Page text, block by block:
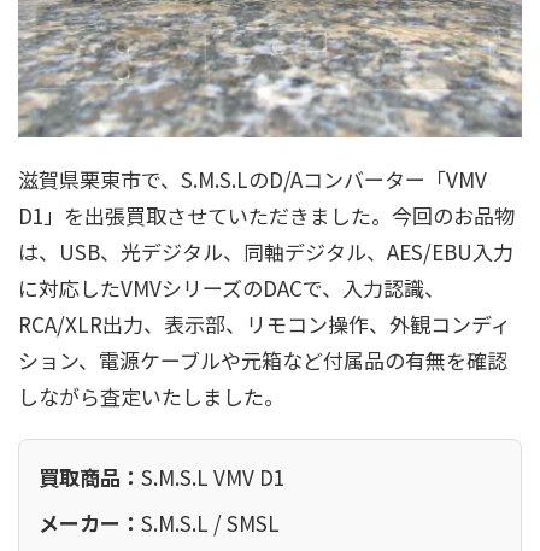
滋賀県栗東市で、S.M.S.LのD/Aコンバーター「VMV
D1」を出張買取させていただきました。今回のお品物
は、USB、光デジタル、同軸デジタル、AES/EBU入力
に対応したVMVシリーズのDACで、入力認識、
RCA/XLR出力、表示部、リモコン操作、外観コンディ
ション、電源ケーブルや元箱など付属品の有無を確認
しながら査定いたしました。
買取商品： S.M.S.L VMV D1
メーカー： S.M.S.L / SMSL